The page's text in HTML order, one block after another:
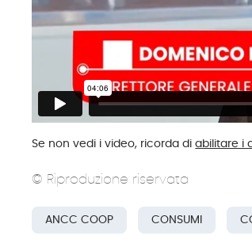
Se non vedi i video, ricorda diabilitare i
© Riproduzione riservata
ANCC COOP CONSUMI